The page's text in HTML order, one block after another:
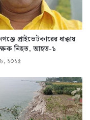
প্রাইভেটকারের ধাক্কায়
নিহত, আহত-১
২০২৫